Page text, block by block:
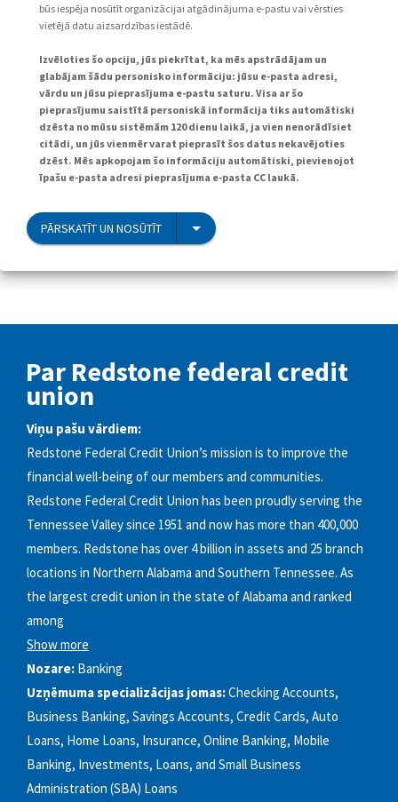
būs iespēja nosūtīt organizācijai atgādinājuma e-pastu vai vērsties
vietējā datu aizsardzības iestādē.
Izvēloties šo opciju, jūs piekrītat, ka mēs apstrādājam un
glabājam šādu personisko informāciju: jūsu e-pasta adresi,
vārdu un jūsu pieprasījuma e-pastu saturu. Visa ar šo
pieprasījumu saistītā personiskā informācija tiks automātiski
dzēsta no mūsu sistēmām 120 dienu laikā, ja vien nenorādīsiet
citādi, un jūs vienmēr varat pieprasīt šos datus nekavējoties
dzēst. Mēs apkopojam šo informāciju automātiski, pievienojot
īpašu e-pasta adresi pieprasījuma e-pasta CC laukā.
PĀRSKATĪT UN NOSŪTĪT
Par Redstone federal credit
union
Viņu pašu vārdiem:
Redstone Federal Credit Union’s mission is to improve the
financial well-being of our members and communities.
Redstone Federal Credit Union has been proudly serving the
Tennessee Valley since 1951 and now has more than 400,000
members. Redstone has over 4 billion in assets and 25 branch
locations in Northern Alabama and Southern Tennessee. As
the largest credit union in the state of Alabama and ranked
among
Show more
Nozare: Banking
Uzņēmuma specializācijas jomas:Checking Accounts,
Business Banking, Savings Accounts, Credit Cards, Auto
Loans, Home Loans, Insurance, Online Banking, Mobile
Banking, Investments, Loans, and Small Business
Administration (SBA) Loans